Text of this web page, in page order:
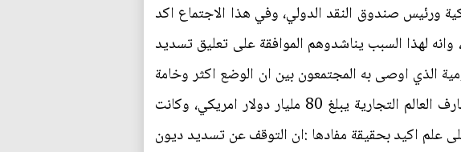
ورئيس صندوق النقد الدولي، وفي هذا الاجتماع اكد
لهذا السبب يناشدوهم الموافقة على تعليق تسديد
الذي اوصى به المجتمعون بين ان الوضع اكثر وخامة
مما كان يتوقعون، اذ اظهر الجرد ان اجمالي ما في ذمة المكسيك من ديون مقابل مصارف العالم التجارية يبلغ 80 مليار دولار امريكي، وكانت
علم اكيد بحقيقة مفادها :ان التوقف عن تسديد ديون